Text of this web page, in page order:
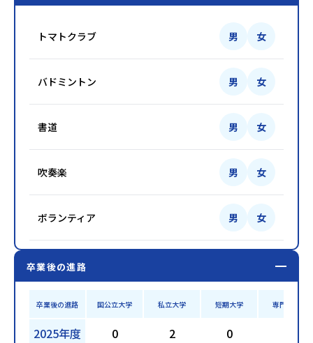
トマトクラブ 男 女
バドミントン 男 女
書道 男 女
吹奏楽 男 女
ボランティア 男 女
卒業後の進路
卒業後の進路 国公立大学 私立大学 短期大学 専門学校
2025年度 0 2 0